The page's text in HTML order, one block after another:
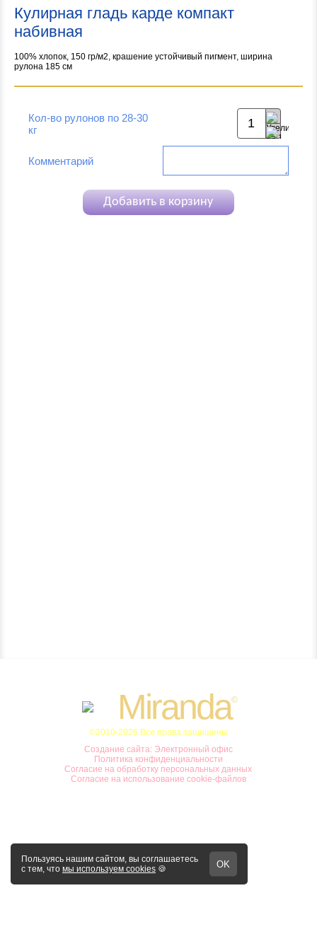
Кулирная гладь карде компакт
набивная
100% хлопок, 150 гр/м2, крашение устойчивый пигмент, ширина
рулона 185 см
Кол-во рулонов по 28-30
кг
Комментарий
Добавить в корзину
Miranda©
©2010-2026 Все права защищены
Создание сайта: Электронный офис
Политика конфиденциальности
Согласие на обработку персональных данных
Согласие на использование cookie-файлов